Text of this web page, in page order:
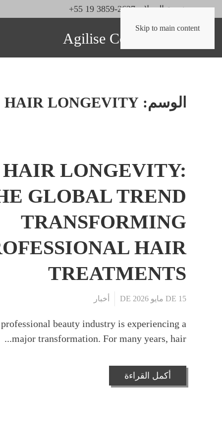
Skip to main content
خدمة العملاء: 2627-3859 19 55+
الوسم: HAIR LONGEVITY
HAIR LONGEVITY:
GLOBAL TREND
TRANSFORMING
HAIR
TREATMENTS
15 DE مايو DE 2026 أخبار
beauty industry is experiencing a
major transformation. For many years, hair...
أكمل القراءة